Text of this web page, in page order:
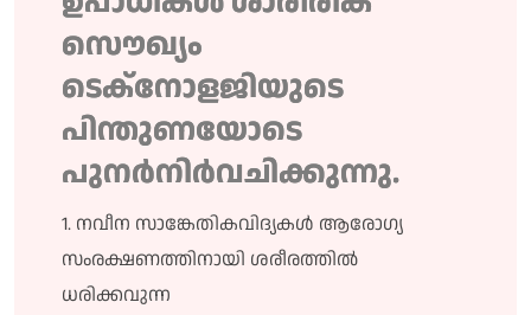
സൌഖ്യം
ടെക്നോളജിയുടെ
പിന്തുണയോടെ
പുനർനിർവചിക്കുന്നു.
1. നവീന സാങ്കേതികവിദ്യകൾ ആരോഗ്യ
സംരക്ഷണത്തിനായി ശരീരത്തിൽ
ധരിക്കവുന്ന